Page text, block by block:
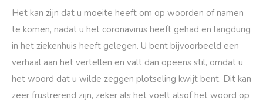
Het kan zijn dat u moeite heeft om op woorden of namen
te komen, nadat u het coronavirus heeft gehad en langdurig
in het ziekenhuis heeft gelegen. U bent bijvoorbeeld een
verhaal aan het vertellen en valt dan opeens stil, omdat u
het woord dat u wilde zeggen plotseling kwijt bent. Dit kan
zeer frustrerend zijn, zeker als het voelt alsof het woord op